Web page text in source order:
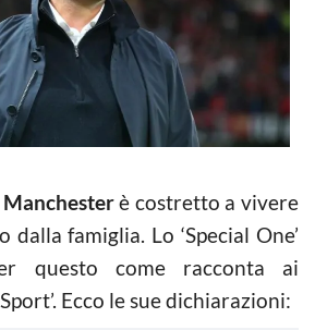
Manchesterè costretto a vivere
famiglia. Lo ‘Special One’
questo come racconta ai
Ecco le sue dichiarazioni: